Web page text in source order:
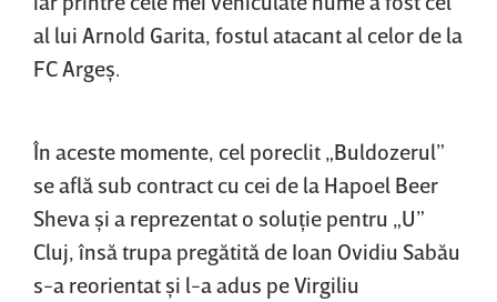
al lui Arnold Garita, fostul atacant al celor de la
FC Argeş.
În aceste momente, cel poreclit „Buldozerul”
se află sub contract cu cei de la Hapoel Beer
Sheva şi a reprezentat o soluţie pentru „U”
Cluj, însă trupa pregătită de Ioan Ovidiu Sabău
s-a reorientat şi l-a adus pe Virgiliu